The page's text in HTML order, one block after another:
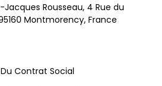
Rousseau, 4 Rue du
Montmorency, France
Du Contrat Social